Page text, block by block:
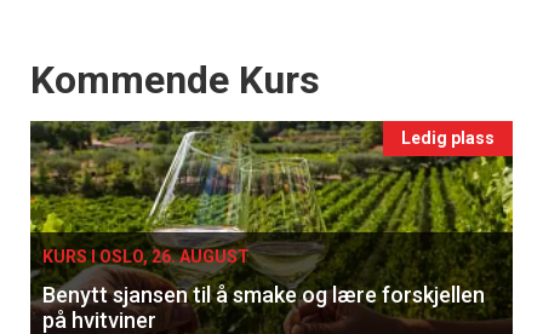
Events
Kommende Kurs
Ledig plass
KURS I OSLO, 26. AUGUST
Benytt sjansen til å smake og lære forskjellen
på hvitviner